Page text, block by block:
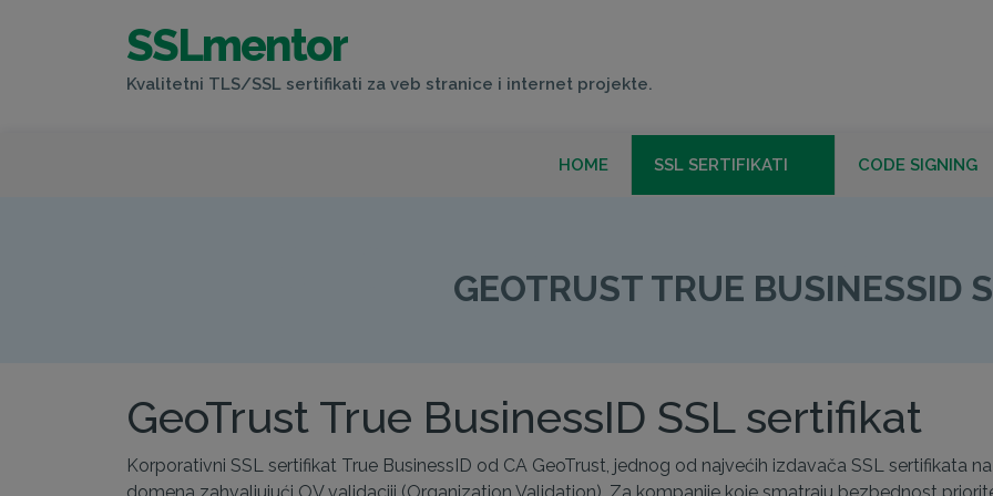
SSLmentor
Kvalitetni TLS/SSL sertifikati za veb stranice i internet projekte.
HOME SSL SERTIFIKATI CODE SIGNING
GEOTRUST TRUE
GEOTRUST TRUE BUSINESSID
GeoTrust True BusinessID SSL sertifikat
Korporativni SSL sertifikat True BusinessID od CA GeoTrust, jednog od najvećih izdavača SSL sertifikata